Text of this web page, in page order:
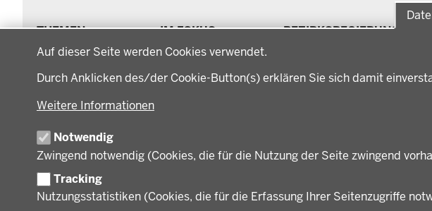
Auf dieser Seite werden Cookies verwendet.
Durch Anklicken des/der Cookie-Button(s) erklären Sie sich damit
Weitere Informationen
Notwendig
Zwingend notwendig (Cookies, die für die Nutzung der Seite zwingend
Tracking
Nutzungsstatistiken (Cookies, die für die Erfassung Ihrer Seitenzugriffe
in
der
THEMEN
Arbeitsschutz, Ordnung
und Sicherheit
Bauen, Planen und
Bildung, Schule und
Sport
Gesundheit und Soziales
Regionalplanung und
Regionalrat
Umwelt und Natur
Wirtschaft, Kultur und
Kommunales
IM FOKUS
Energiewende AG
Region
BEZIRKSREGIERUNG
Münster